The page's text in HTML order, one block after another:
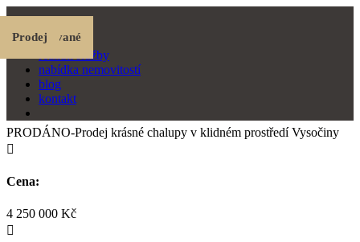
o mně
realitní služby
nabídka nemovitostí
blog
kontakt
PRODÁNO-Prodej krásné chalupy v klidném prostředí Vysočiny

Cena:
4 250 000 Kč

Prodej
Pronájem
Pronájem
Prodej
Prodej
Prodané
Prodej
Rezervované
Rezervované
Prodej